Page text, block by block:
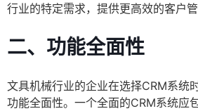
行业的特定需求，提供更高效的客户管
二、功能全面性
文具机械行业的企业在选择CRM系统
功能全面性。一个全面的CRM系统应